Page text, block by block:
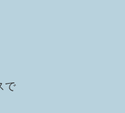
で